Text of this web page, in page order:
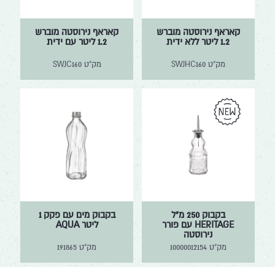
Marinex | Nadir
Degrenne
נירוסטה
קאראף נירוסטה מוברש
1.2 ליטר ללא ידית
מק"טSWJHC160
קאראף נירוסטה מוברש
1.2 ליטר עם ידית
מק"טSWJC160
בקבוק 250 מ"ל
HERITAGE עם פורר
נירוסטה
מק"ט10000012154
בקבוק מים עם פקק 1
ליטר AQUA
מק"ט 191865